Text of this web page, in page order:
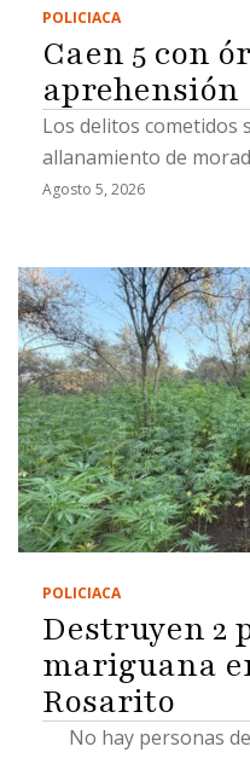
POLICIACA
Caen 5 con
aprehensión
Los delitos cometidos
allanamiento de
Agosto 5, 2026
POLICIACA
Destruyen 2
mariguana
Rosarito
No hay personas